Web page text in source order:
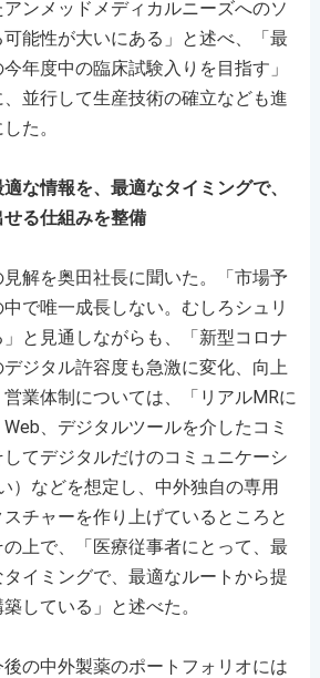
ンメッドメディカルニーズへのソ
能性が大いにある」と述べ、「最
年度中の臨床試験入りを目指す」
並行して生産技術の確立なども進
た。
情報を、最適なタイミングで、
る仕組みを整備
解を奥田社長に聞いた。「市場予
で唯一成長しない。むしろシュリ
と見通しながらも、「新型コロナ
ジタル許容度も急激に変化、向上
業体制については、「リアルMRに
、デジタルツールを介したコミ
てデジタルだけのコミュニケーシ
）などを想定し、中外独自の専用
チャーを作り上げているところと
上で、「医療従事者にとって、最
イミングで、最適なルートから提
している」と述べた。
の中外製薬のポートフォリオには